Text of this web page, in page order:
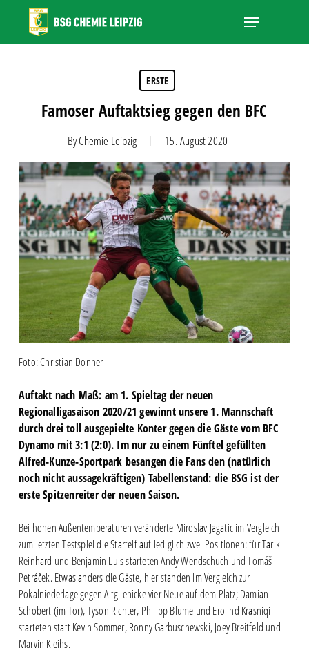
main
Menu
ERSTE
Famoser Auftaktsieg gegen den BFC
ByChemie Leipzig 15. August 2020
Foto: Christian Donner
Auftakt nach Maß: am 1. Spieltag der neuen
Regionalligasaison 2020/21 gewinnt unsere 1. Mannschaft
durch drei toll ausgepielte Konter gegen die Gäste vom BFC
Dynamo mit 3:1 (2:0). Im nur zu einem Fünftel gefüllten
Alfred-Kunze-Sportpark besangen die Fans den (natürlich
noch nicht aussagekräftigen) Tabellenstand: die BSG ist der
erste Spitzenreiter der neuen Saison.
Bei hohen Außentemperaturen veränderte Miroslav Jagatic im Vergleich
zum letzten Testspiel die Startelf auf lediglich zwei Positionen: für Tarik
Reinhard und Benjamin Luis starteten Andy Wendschuch und Tomáš
Petráček. Etwas anders die Gäste, hier standen im Vergleich zur
Pokalniederlage gegen Altglienicke vier Neue auf dem Platz; Damian
Schobert (im Tor), Tyson Richter, Philipp Blume und Erolind Krasniqi
starteten statt Kevin Sommer, Ronny Garbuschewski, Joey Breitfeld und
Marvin Kleihs.
Close